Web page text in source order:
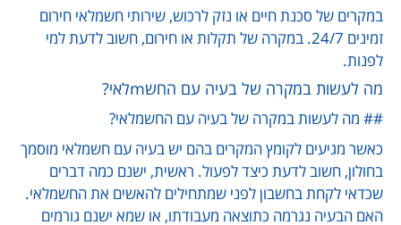
במקרים של סכנת חיים או נזק לרכוש, שירותי חשמלאי חירום
זמינים 24/7. במקרה של תקלות או חירום, חשוב לדעת למי
לפנות.
מה לעשות במקרה של בעיה עם החשmלאי?
## מה לעשות במקרה של בעיה עם החשמלאי?
כאשר מגיעים לקומץ המקרים בהם יש בעיה עם חשמלאי מוסמך
בחולון, חשוב לדעת כיצד לפעול. ראשית, ישנם כמה דברים
שכדאי לקחת בחשבון לפני שמתחילים להאשים את החשמלאי.
האם הבעיה נגרמה כתוצאה מעבודתו, או שמא ישנם גורמים